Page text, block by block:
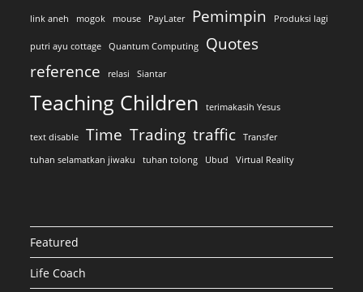
link aneh mogok mouse PayLater Pemimpin Produksi lagi
putri ayu cottage Quantum Computing
Quotes
reference
relasi Siantar
Teaching Children terimakasih Yesus
text disable Time Trading traffic
Transfer
tuhan selamatkan jiwaku
tuhan tolong Ubud Virtual Reality
Featured
Life Coach